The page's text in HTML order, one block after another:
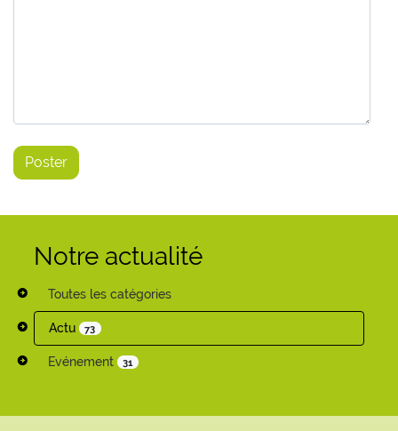
Notre actualité
Toutes les catégories
Actu 73
Evénement 31